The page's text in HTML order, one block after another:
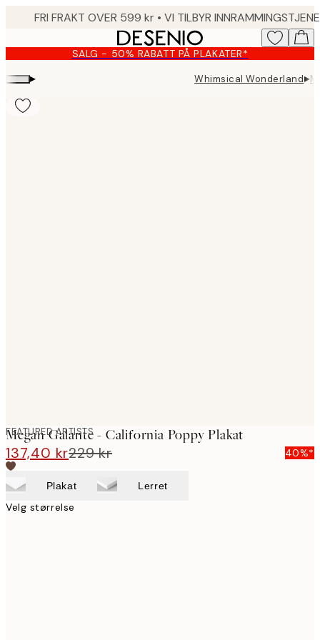
content.
SALG - 50% RABATT PÅ PLAKATER*
▸ Whimsical Wonderland▸
FEATURED ARTISTS
Megan Galante - California Poppy Plakat
137,40 kr229 kr 40%*
Plakat Lerret
Velg størrelse